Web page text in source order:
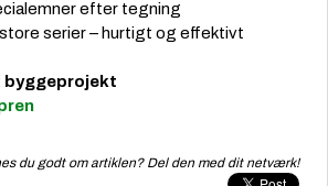
efter tegning
serier – hurtigt og effektivt
byggeprojekt
du godt om artiklen? Del den med dit netværk!